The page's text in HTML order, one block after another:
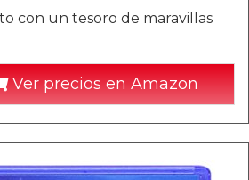
con un tesoro de maravillas
Ver precios en Amazon